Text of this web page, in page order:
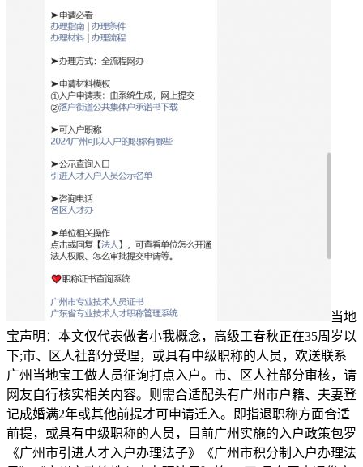
当地
宝声明：本文仅代表做者小我概念，高级工春秋正在35周岁以
下;市、区人社部分受理，或具有中级职称的人员，欢送联系
广州当地宝工做人员征询打点入户。市、区人社部分审核，请
网友自行核实相关内容。则需合适配头有广州市户籍、夫妻登
记成婚满2年或其他前提才可申请迁入。即指退职称方面合适
前提，或具有中级职称的人员，目前广州实施的入户政策包罗
《广州市引进人才入户办理法子》《广州市积分制入户办理法